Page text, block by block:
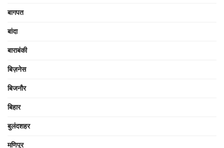
बागपत
बांदा
बाराबंकी
बिज़नेस
बिजनौर
बिहार
बुलंदशहर
मणिपुर